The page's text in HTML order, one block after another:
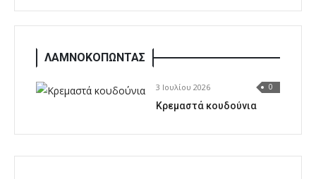
ΛΑΜΝΟΚΟΠΩΝΤΑΣ
3 Ιουλίου 2026 0
Κρεμαστά κουδούνια